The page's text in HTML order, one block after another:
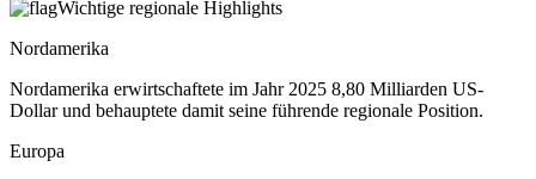
Wichtige regionale Highlights
Nordamerika
Nordamerika erwirtschaftete im Jahr 2025 8,80 Milliarden US-
Dollar und behauptete damit seine führende regionale Position.
Europa